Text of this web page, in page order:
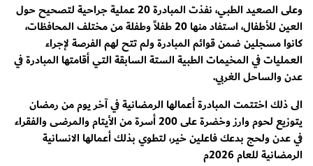
وعلى الصعيد الطبي، نفذت المبادرة 20 عملية جراحية لتصحيح حول
العين للأطفال، استفاد منها 20 طفلاً وطفلة من مختلف المحافظات،
كانوا مسجلين ضمن قوائم المبادرة ولم تتح لهم الفرصة لإجراء
العمليات في المخيمات الطبية الستة السابقة التي أقامتها المبادرة في
عدن والساحل الغربي.
الى ذلك اختتمت المبادرة أعمالها الرمضانية في آخر يوم من رمضان
يتوزيع لحوم وارز وخضرة على 200 أسرة من الأيتام والمرضى والفقراء
في عدن ولحج بدعك فاعلين خير، لتطوي بذلك أعمالها الانسانية
الرمضانية للعام 2026م